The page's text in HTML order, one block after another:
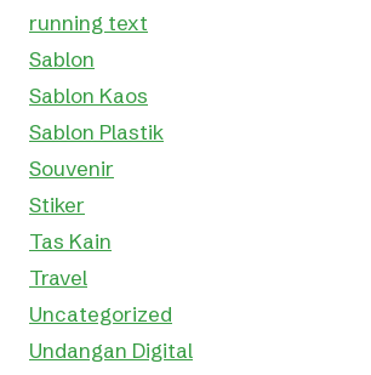
running text
Sablon
Sablon Kaos
Sablon Plastik
Souvenir
Stiker
Tas Kain
Travel
Uncategorized
Undangan Digital